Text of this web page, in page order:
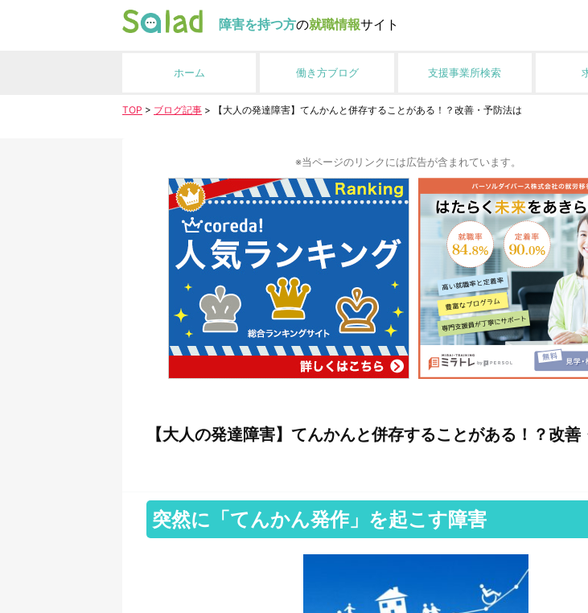
障害を持つ方の就職情報サイト
ホーム 働き方ブログ 支援事業所検索
TOP > ブログ記事 > 【大人の発達障害】てんかんと併存することがある！？改善・予防法は
※当ページのリンクには広告が含まれています。
【大人の発達障害】てんかんと併存することがある！？改善
突然に「てんかん発作」を起こす障害